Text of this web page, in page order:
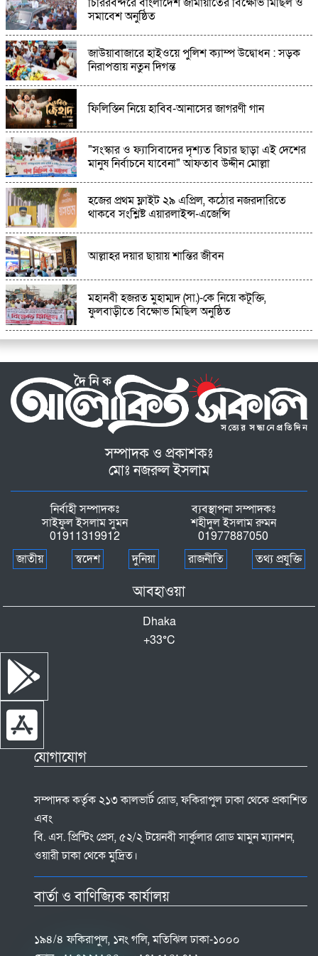
উচ্চ আদালতের নির্দেশনা অমান্য করে ইলিশিয়া গরুর
বাজার চালানোর অভিযোগ
রাঙ্গাবালী‌তে সমু‌দ্রে মাছ ধরতেও চাঁদা দি‌তে হ‌বে
বিএনপির নেতাকে
স্থানীয় নির্বাচনের আগে ত্যাগী নেতাকর্মীদের মূল্যায়নের
সমাবেশ অনুষ্ঠিত
জাউয়াবাজারে হাইওয়ে পুলিশ ক্যাম্প উদ্বোধন : সড়ক
নিরাপত্তায় নতুন দিগন্ত
ফিলিস্তিন নিয়ে হাবিব-আনাসের জাগরণী গান
"সংস্কার ও ফ্যাসিবাদের দৃশ্যত বিচার ছাড়া এই দেশের
মানুষ নির্বাচনে যাবেনা" আফতাব উদ্দীন মোল্লা
হজের প্রথম ফ্লাইট ২৯ এপ্রিল, কঠোর নজরদারিতে
থাকবে সংশ্লিষ্ট এয়ারলাইন্স-এজেন্সি
আল্লাহর দয়ার ছায়ায় শান্তির জীবন
মহানবী হজরত মুহাম্মদ (সা.)-কে নিয়ে কটূক্তি,
ফুলবাড়ীতে বিক্ষোভ মিছিল অনুষ্ঠিত
সম্পাদক ও প্রকাশকঃ
মোঃ নজরুল ইসলাম
নির্বাহী সম্পাদকঃ
সাইফুল ইসলাম সুমন
01911319912
ব্যবস্থাপনা সম্পাদকঃ
শহীদুল ইসলাম রুমন
01977887050
জাতীয়
স্বদেশ দুনিয়া রাজনীতি তথ্য প্রযুক্তি
আবহাওয়া
Dhaka
+33°C
যোগাযোগ
সম্পাদক কর্তৃক ২১৩ কালভার্ট রোড, ফকিরাপুল ঢাকা থেকে প্রকাশিত
এবং
বি. এস. প্রিন্টিং প্রেস, ৫২/২ টয়েনবী সার্কুলার রোড মামুন ম্যানশন,
ওয়ারী ঢাকা থেকে মুদ্রিত।
বার্তা ও বাণিজ্যিক কার্যালয়
১৯৪/৪ ফকিরাপুল, ১নং গলি, মতিঝিল ঢাকা-১০০০